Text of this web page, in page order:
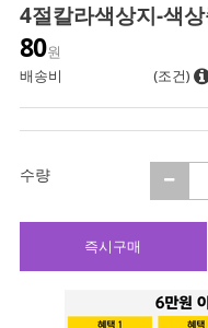
4절칼라색상지-색
80원
배송비
(조건)
수량
즉시구매